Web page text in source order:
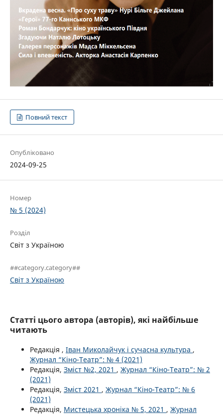
Повний текст
Опубліковано
2024-09-25
Номер
№ 5 (2024)
Розділ
Світ з Україною
##category.category##
Світ з Україною
Статті цього автора (авторів), які найбільше
читають
Редакція , Іван Миколайчук і сучасна культура ,
Журнал “Кіно-Театр”: № 4 (2021)
Редакція, Зміст №2, 2021 , Журнал “Кіно-Театр”: № 2
(2021)
Редакція, Зміст 2021 , Журнал “Кіно-Театр”: № 6
(2021)
Редакція, Мистецька хроніка № 5, 2021 , Журнал